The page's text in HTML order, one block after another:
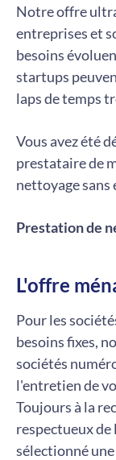
Notre offre
entreprises et
besoins
startups
laps de temps
Vous avez été
prestataire de
nettoyage sans
Prestation de
L'offre
Pour les
besoins fixes,
sociétés
l'entretien de
Toujours à la
respectueux
sélectionné